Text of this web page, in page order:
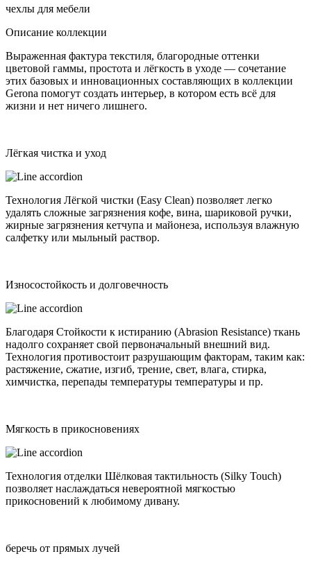
чехлы для мебели
Описание коллекции
Выраженная фактура текстиля, благородные оттенки
цветовой гаммы, простота и лёгкость в уходе — сочетание
этих базовых и инновационных составляющих в коллекции
Gerona помогут создать интерьер, в котором есть всё для
жизни и нет ничего лишнего.
Лёгкая чистка и уход
Технология Лёгкой чистки (Easy Clean) позволяет легко
удалять сложные загрязнения кофе, вина, шариковой ручки,
жирные загрязнения кетчупа и майонеза, используя влажную
салфетку или мыльный раствор.
Износостойкость и долговечность
Благодаря Стойкости к истиранию (Abrasion Resistance) ткань
надолго сохраняет свой первоначальный внешний вид.
Технология противостоит разрушающим факторам, таким как:
растяжение, сжатие, изгиб, трение, свет, влага, стирка,
химчистка, перепады температуры температуры и пр.
Мягкость в прикосновениях
Технология отделки Шёлковая тактильность (Silky Touch)
позволяет наслаждаться невероятной мягкостью
прикосновений к любимому дивану.
беречь от прямых лучей